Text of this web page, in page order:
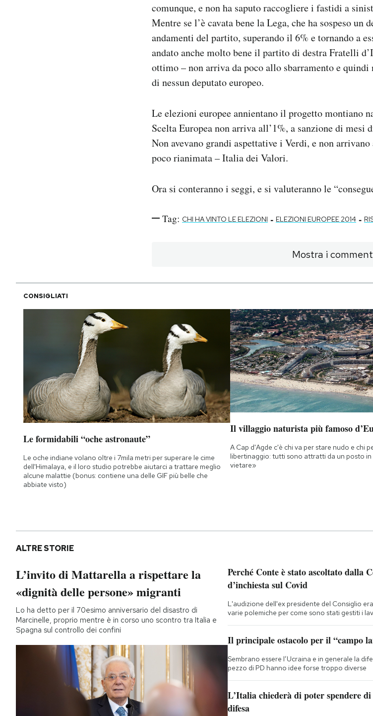
comunque, e non ha saputo raccogliere i fastidi a
Mentre se l’è cavata bene la Lega, che ha sospeso un
andamenti del partito, superando il 6% e tornando a
andato anche molto bene il partito di destra Fratelli
ottimo – non arriva da poco allo sbarramento e quindi
di nessun deputato europeo.
Le elezioni europee annientano il progetto montiano
Scelta Europea non arriva all’1%, a sanzione di
Non avevano grandi aspettative i Verdi, e non
poco rianimata – Italia dei Valori.
Ora si conteranno i seggi, e si valuteranno le
Tag: CHI HA VINTO LE ELEZIONI - ELEZIONI EUROPEE 2014 -
Mostra i
CONSIGLIATI
Le formidabili “oche astronaute”
Le oche indiane volano oltre i 7mila metri per superare le cime
dell'Himalaya, e il loro studio potrebbe aiutarci a trattare meglio
alcune malattie (bonus: contiene una delle GIF più belle che
abbiate visto)
Il villaggio naturista più famoso
A Cap d'Agde c'è chi va per stare nudo e chi
libertinaggio: tutti sono attratti da un posto
vietare»
ALTRE STORIE
L’invito di Mattarella a rispettare la
«dignità delle persone» migranti
Lo ha detto per il 70esimo anniversario del disastro di
Marcinelle, proprio mentre è in corso uno scontro tra Italia e
Spagna sul controllo dei confini
Perché Conte è stato ascoltato dalla
d’inchiesta sul Covid
L'audizione dell'ex presidente del Consiglio
varie polemiche per come sono stati gestiti i
Il principale ostacolo per il “campo
Sembrano essere l’Ucraina e in generale la
pezzo di PD hanno idee forse troppo diverse
L’Italia chiederà di poter spendere
difesa